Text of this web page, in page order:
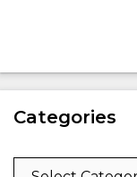
Categories
Categories